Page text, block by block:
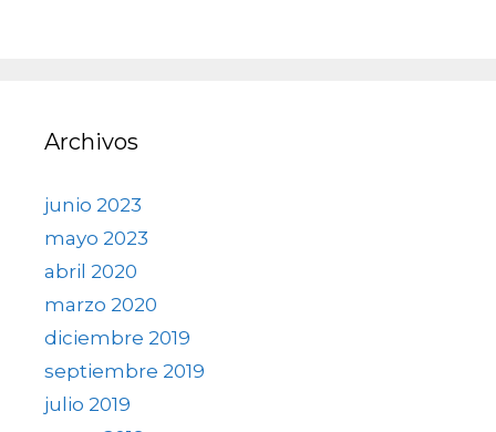
Archivos
junio 2023
mayo 2023
abril 2020
marzo 2020
diciembre 2019
septiembre 2019
julio 2019